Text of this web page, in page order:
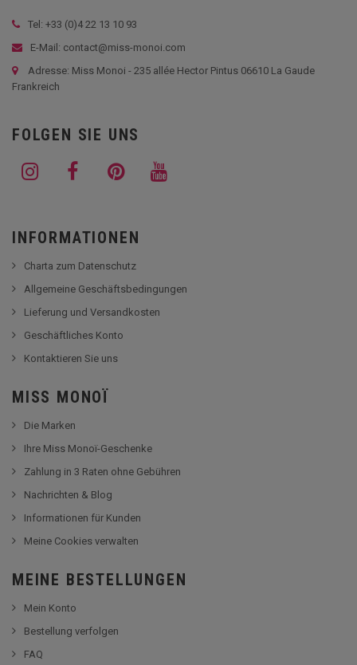
Tel: +33 (0)4 22 13 10 93
E-Mail: contact@miss-monoi.com
Adresse: Miss Monoi - 235 allée Hector Pintus 06610 La Gaude
Frankreich
FOLGEN SIE UNS
INFORMATIONEN
Charta zum Datenschutz
Allgemeine Geschäftsbedingungen
Lieferung und Versandkosten
Geschäftliches Konto
Kontaktieren Sie uns
MISS MONOÏ
Die Marken
Ihre Miss Monoï-Geschenke
Zahlung in 3 Raten ohne Gebühren
Nachrichten & Blog
Informationen für Kunden
Meine Cookies verwalten
MEINE BESTELLUNGEN
Mein Konto
Bestellung verfolgen
FAQ